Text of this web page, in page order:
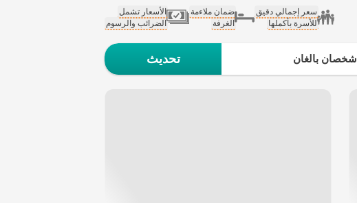
سعر إجمالي دقيق
للأسرة بأكملها
ضمان ملاءمة
الغرفة
الأسعار تشمل
الضرائب والرسوم
شخصان بالغان تحديث